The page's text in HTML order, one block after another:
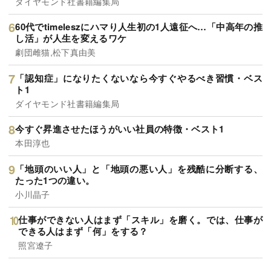
60代でtimeleszにハマり人生初の1人遠征へ…「中高年の推
し活」が人生を変えるワケ
劇団雌猫,松下真由美
「認知症」になりたくないなら今すぐやるべき習慣・ベス
ト1
ダイヤモンド社書籍編集局
今すぐ昇進させたほうがいい社員の特徴・ベスト1
本田淳也
「地頭のいい人」と「地頭の悪い人」を残酷に分断する、
たった1つの違い。
小川晶子
仕事ができない人はまず「スキル」を磨く。では、仕事が
できる人はまず「何」をする？
照宮遼子